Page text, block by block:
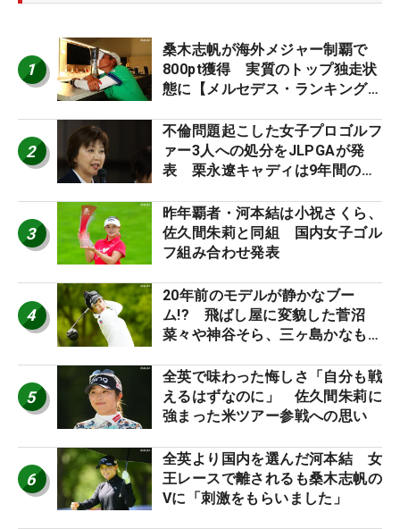
1
桑木志帆が海外メジャー制覇で
800pt獲得 実質のトップ独走状
態に【メルセデス・ランキング番
2
不倫問題起こした女子プロゴルフ
ァー3人への処分をJLPGAが発
表 栗永遼キャディは9年間の立
3
昨年覇者・河本結は小祝さくら、
佐久間朱莉と同組 国内女子ゴル
フ組み合わせ発表
4
20年前のモデルが静かなブー
ム!? 飛ばし屋に変貌した菅沼
菜々や神谷そら、三ヶ島かなも使
ロたちの“飛ばしギア”】
5
全英で味わった悔しさ「自分も戦
えるはずなのに」 佐久間朱莉に
強まった米ツアー参戦への思い
6
全英より国内を選んだ河本結 女
王レースで離されるも桑木志帆の
Vに「刺激をもらいました」